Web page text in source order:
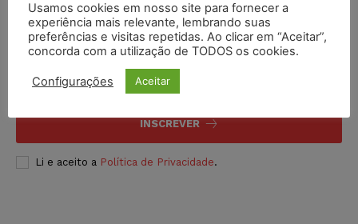
Inscreva-se
INSCREVER
Li e aceito a Política de Privacidade.
Usamos cookies em nosso site para fornecer a
experiência mais relevante, lembrando suas
preferências e visitas repetidas. Ao clicar em “Aceitar”,
concorda com a utilização de TODOS os cookies.
Configurações Aceitar